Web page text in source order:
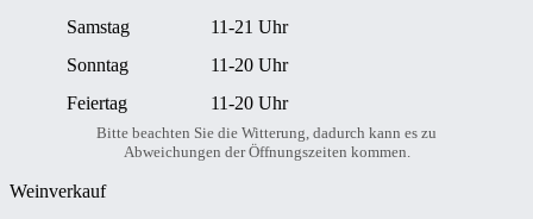
Samstag
11-21 Uhr
Sonntag
11-20 Uhr
Feiertag
11-20 Uhr
Bitte beachten Sie die Witterung, dadurch kann es zu
Abweichungen der Öffnungszeiten kommen.
Weinverkauf